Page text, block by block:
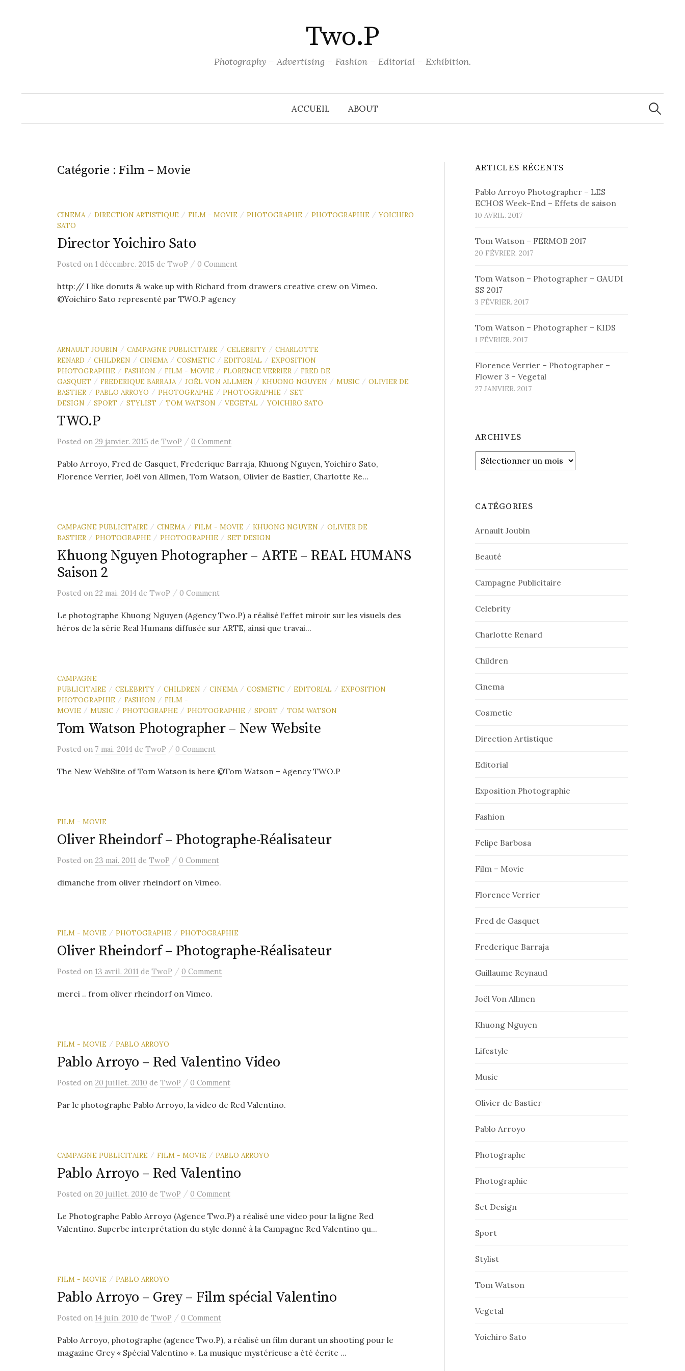
Two.P
Photography – Advertising – Fashion – Editorial – Exhibition.
ACCUEIL ABOUT
Catégorie : Film – Movie
CINEMA / DIRECTION ARTISTIQUE / FILM - MOVIE / PHOTOGRAPHE / PHOTOGRAPHIE / YOICHIRO
SATO
Director Yoichiro Sato
Posted on 1 décembre. 2015 de TwoP / 0 Comment
http:// I like donuts & wake up with Richard from drawers creative crew on Vimeo.
©Yoichiro Sato representé par TWO.P agency
ARNAULT JOUBIN / CAMPAGNE PUBLICITAIRE / CELEBRITY / CHARLOTTE
RENARD / CHILDREN / CINEMA / COSMETIC / EDITORIAL / EXPOSITION
PHOTOGRAPHIE / FASHION / FILM - MOVIE / FLORENCE VERRIER / FRED DE
GASQUET / FREDERIQUE BARRAJA / JOËL VON ALLMEN / KHUONG NGUYEN / MUSIC / OLIVIER DE
BASTIER / PABLO ARROYO / PHOTOGRAPHE / PHOTOGRAPHIE / SET
DESIGN / SPORT / STYLIST / TOM WATSON / VEGETAL / YOICHIRO SATO
TWO.P
Posted on 29 janvier. 2015 de TwoP / 0 Comment
Pablo Arroyo, Fred de Gasquet, Frederique Barraja, Khuong Nguyen, Yoichiro Sato,
Florence Verrier, Joël von Allmen, Tom Watson, Olivier de Bastier, Charlotte Re...
CAMPAGNE PUBLICITAIRE / CINEMA / FILM - MOVIE / KHUONG NGUYEN / OLIVIER DE
BASTIER / PHOTOGRAPHE / PHOTOGRAPHIE / SET DESIGN
Khuong Nguyen Photographer – ARTE – REAL HUMANS
Saison 2
Posted on 22 mai. 2014 de TwoP / 0 Comment
Le photographe Khuong Nguyen (Agency Two.P) a réalisé l’effet miroir sur les visuels des
héros de la série Real Humans diffusée sur ARTE, ainsi que travai...
CAMPAGNE
PUBLICITAIRE / CELEBRITY / CHILDREN / CINEMA / COSMETIC / EDITORIAL / EXPOSITION
PHOTOGRAPHIE / FASHION / FILM -
MOVIE / MUSIC / PHOTOGRAPHE / PHOTOGRAPHIE / SPORT / TOM WATSON
Tom Watson Photographer – New Website
Posted on 7 mai. 2014 de TwoP / 0 Comment
The New WebSite of Tom Watson is here ©Tom Watson – Agency TWO.P
FILM - MOVIE
Oliver Rheindorf – Photographe-Réalisateur
Posted on 23 mai. 2011 de TwoP / 0 Comment
dimanche from oliver rheindorf on Vimeo.
FILM - MOVIE / PHOTOGRAPHE / PHOTOGRAPHIE
Oliver Rheindorf – Photographe-Réalisateur
Posted on 13 avril. 2011 de TwoP / 0 Comment
merci .. from oliver rheindorf on Vimeo.
FILM - MOVIE / PABLO ARROYO
Pablo Arroyo – Red Valentino Video
Posted on 20 juillet. 2010 de TwoP / 0 Comment
Par le photographe Pablo Arroyo, la video de Red Valentino.
CAMPAGNE PUBLICITAIRE / FILM - MOVIE / PABLO ARROYO
Pablo Arroyo – Red Valentino
Posted on 20 juillet. 2010 de TwoP / 0 Comment
Le Photographe Pablo Arroyo (Agence Two.P) a réalisé une video pour la ligne Red
Valentino. Superbe interprétation du style donné à la Campagne Red Valentino qu...
FILM - MOVIE / PABLO ARROYO
Pablo Arroyo – Grey – Film spécial Valentino
Posted on 14 juin. 2010 de TwoP / 0 Comment
Pablo Arroyo, photographe (agence Two.P), a réalisé un film durant un shooting pour le
magazine Grey « Spécial Valentino ». La musique mystérieuse a été écrite ...
ARTICLES RÉCENTS
Pablo Arroyo Photographer – LES
ECHOS Week-End – Effets de saison
10 AVRIL. 2017
Tom Watson – FERMOB 2017
20 FÉVRIER. 2017
Tom Watson – Photographer – GAUDI
SS 2017
3 FÉVRIER. 2017
Tom Watson – Photographer – KIDS
1 FÉVRIER. 2017
Florence Verrier – Photographer –
Flower 3 – Vegetal
27 JANVIER. 2017
ARCHIVES
Archives
CATÉGORIES
Arnault Joubin
Beauté
Campagne Publicitaire
Celebrity
Charlotte Renard
Children
Cinema
Cosmetic
Direction Artistique
Editorial
Exposition Photographie
Fashion
Felipe Barbosa
Film – Movie
Florence Verrier
Fred de Gasquet
Frederique Barraja
Guillaume Reynaud
Joël Von Allmen
Khuong Nguyen
Lifestyle
Music
Olivier de Bastier
Pablo Arroyo
Photographe
Photographie
Set Design
Sport
Stylist
Tom Watson
Vegetal
Yoichiro Sato